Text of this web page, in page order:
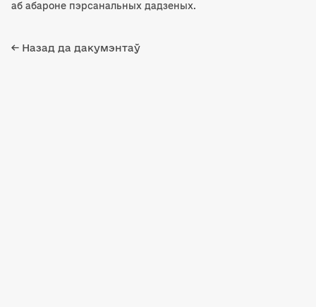
аб абароне пэрсанальных дадзеных.
← Назад да дакумэнтаў